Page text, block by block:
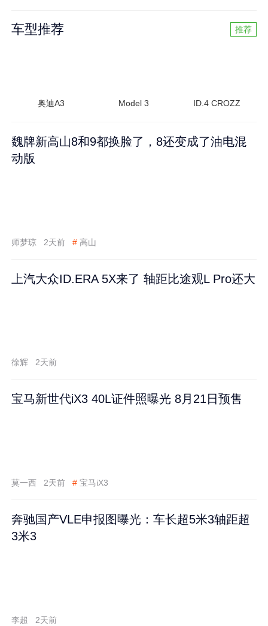
车型推荐 推荐
奥迪A3 Model 3 ID.4 CROZZ
魏牌新高山8和9都换脸了，8还变成了油电混
动版
师梦琼 2天前 # 高山
上汽大众ID.ERA 5X来了 轴距比途观L Pro还大
徐辉 2天前
宝马新世代iX3 40L证件照曝光 8月21日预售
莫一西 2天前 # 宝马iX3
奔驰国产VLE申报图曝光：车长超5米3轴距超
3米3
李超 2天前